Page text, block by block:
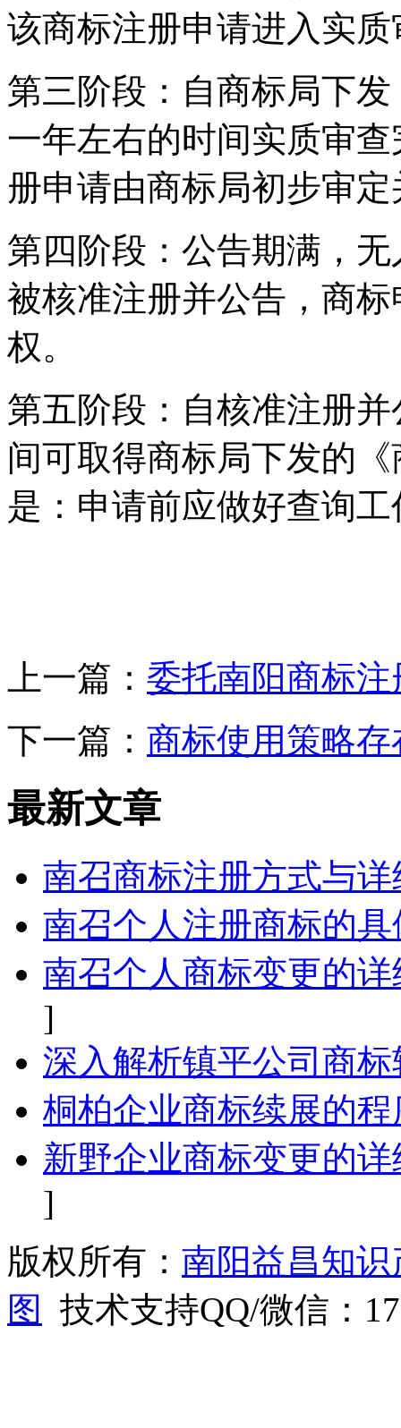
该商标注册申请进入实
第三阶段：自商标局下
一年左右的时间实质审
册申请由商标局初步审
第四阶段：公告期满，
被核准注册并公告，商
权。
第五阶段：自核准注册
间可取得商标局下发的
是：申请前应做好查询
上一篇： 委托南阳商标
下一篇： 商标使用策略
最新文章
南召商标注册方式与
南召个人注册商标的
南召个人商标变更的
]
深入解析镇平公司商
桐柏企业商标续展的
新野企业商标变更的
]
版权所有： 南阳益昌知
图
技术支持QQ/微信：